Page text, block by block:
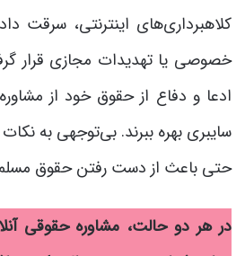
کلاهبرداری‌های اینترنتی، سرقت
خصوصی یا تهدیدات مجازی قرار
ادعا و دفاع از حقوق خود از
سایبری بهره ببرند. بی‌توجهی به
حتی باعث از دست رفتن حقوق
در هر دو حالت، مشاوره حقوقی